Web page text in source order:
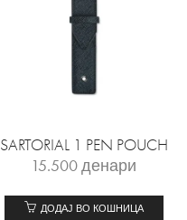
SARTORIAL 1 PEN POUCH
15.500денари
ДОДАЈ ВО КОШНИЦА